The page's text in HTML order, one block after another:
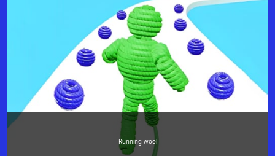
Running wool